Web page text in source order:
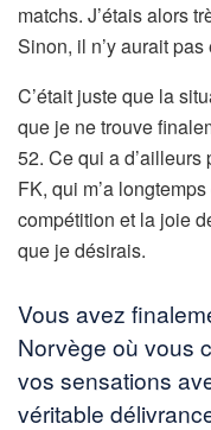
matchs. J’étais alors
Sinon, il n’y aurait
C’était juste que la
que je ne trouve
52. Ce qui a
FK, qui m’a
compétition et la joie
que je désirais.
Vous avez
Norvège où vous
vos sensations
véritable